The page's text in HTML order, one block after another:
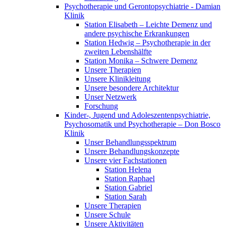
Psychotherapie und Gerontopsychiatrie - Damian
Klinik
Station Elisabeth – Leichte Demenz und
andere psychische Erkrankungen
Station Hedwig – Psychotherapie in der
zweiten Lebenshälfte
Station Monika – Schwere Demenz
Unsere Therapien
Unsere Klinikleitung
Unsere besondere Architektur
Unser Netzwerk
Forschung
Kinder-, Jugend und Adoleszentenpsychiatrie,
Psychosomatik und Psychotherapie – Don Bosco
Klinik
Unser Behandlungsspektrum
Unsere Behandlungskonzepte
Unsere vier Fachstationen
Station Helena
Station Raphael
Station Gabriel
Station Sarah
Unsere Therapien
Unsere Schule
Unsere Aktivitäten